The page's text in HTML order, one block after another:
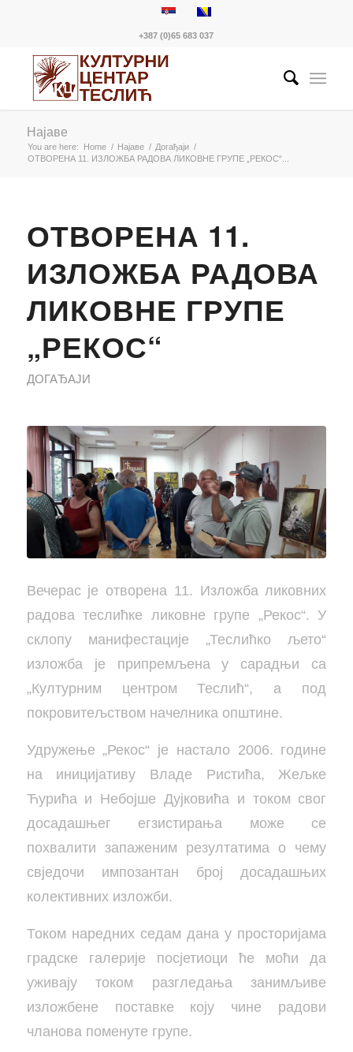
+387 (0)65 683 037
Најаве
You are here: Home / Најаве / Догађаји /
ОТВОРЕНА 11. ИЗЛОЖБА РАДОВА ЛИКОВНЕ ГРУПЕ „РЕКОС“...
ОТВОРЕНА 11.
ИЗЛОЖБА РАДОВА
ЛИКОВНЕ ГРУПЕ
„РЕКОС“
ДОГАЂАЈИ
Вечерас је отворена 11. Изложба ликовних
радова теслићке ликовне групе „Рекос“. У
склопу манифестације „Теслићко љето“
изложба је припремљена у сарадњи са
„Културним центром Теслић“, а под
покровитељством начелника општине.
Удружење „Рекос“ је настало 2006. године
на иницијативу Владе Ристића, Жељке
Ћурића и Небојше Дујковића и током свог
досадашњег егзистирања може се
похвалити запаженим резултатима о чему
свједочи импозантан број досадашњих
колективних изложби.
Током наредних седам дана у просторијама
градске галерије посјетиоци ће моћи да
уживају током разгледања занимљиве
изложбене поставке коју чине радови
чланова поменуте групе.